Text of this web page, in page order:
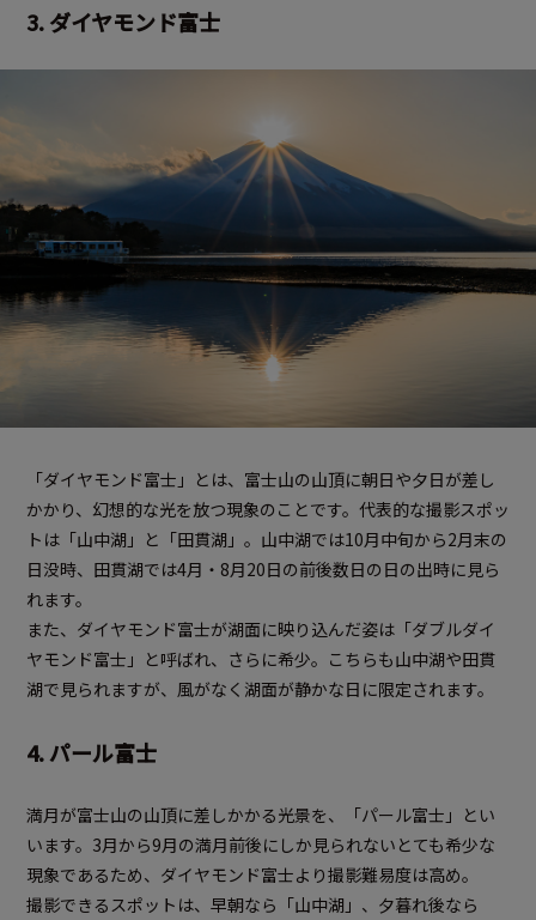
3. ダイヤモンド富士
「ダイヤモンド富士」とは、富士山の山頂に朝日や夕日が差し
かかり、幻想的な光を放つ現象のことです。代表的な撮影スポッ
トは「山中湖」と「田貫湖」。山中湖では10月中旬から2月末の
日没時、田貫湖では4月・8月20日の前後数日の日の出時に見ら
れます。
また、ダイヤモンド富士が湖面に映り込んだ姿は「ダブルダイ
ヤモンド富士」と呼ばれ、さらに希少。こちらも山中湖や田貫
湖で見られますが、風がなく湖面が静かな日に限定されます。
4. パール富士
満月が富士山の山頂に差しかかる光景を、「パール富士」とい
います。3月から9月の満月前後にしか見られないとても希少な
現象であるため、ダイヤモンド富士より撮影難易度は高め。
撮影できるスポットは、早朝なら「山中湖」、夕暮れ後なら